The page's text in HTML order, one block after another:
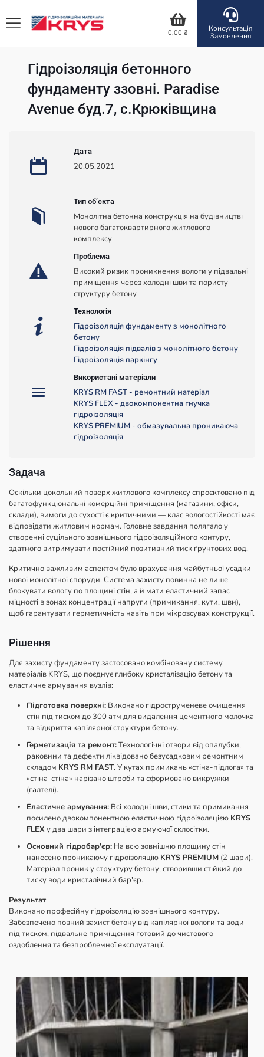
0,00 ₴
Консультація
Замовлення
Гідроізоляція бетонного
фундаменту ззовні. Paradise
Avenue буд.7, с.Крюківщина
Задача
Оскільки цокольний поверх житлового комплексу спроєктовано під
багатофункціональні комерційні приміщення (магазини, офіси,
склади), вимоги до сухості є критичними — клас вологостійкості має
відповідати житловим нормам. Головне завдання полягало у
створенні суцільного зовнішнього гідроізоляційного контуру,
здатного витримувати постійний позитивний тиск ґрунтових вод.
Критично важливим аспектом було врахування майбутньої усадки
нової монолітної споруди. Система захисту повинна не лише
блокувати вологу по площині стін, а й мати еластичний запас
міцності в зонах концентрації напруги (примикання, кути, шви),
щоб гарантувати герметичність навіть при мікрозсувах конструкції.
Рішення
Для захисту фундаменту застосовано комбіновану систему
матеріалів KRYS, що поєднує глибоку кристалізацію бетону та
еластичне армування вузлів:
Підготовка поверхні: Виконано гідроструменеве очищення
стін під тиском до 300 атм для видалення цементного молочка
та відкриття капілярної структури бетону.
Герметизація та ремонт:Технологічні отвори від опалубки,
раковини та дефекти ліквідовано безусадковим ремонтним
складом KRYS RM FAST. У кутах примикань «стіна-підлога» та
«стіна-стіна» нарізано штроби та сформовано викружки
(галтелі).
Еластичне армування: Всі холодні шви, стики та примикання
посилено двокомпонентною еластичною гідроізоляцією KRYS
FLEX у два шари з інтеграцією армуючої склосітки.
Основний гідробар'єр: На всю зовнішню площину стін
нанесено проникаючу гідроізоляцію KRYS PREMIUM (2 шари).
Матеріал проник у структуру бетону, створивши стійкий до
тиску води кристалічний бар'єр.
Результат
Виконано професійну гідроізоляцію зовнішнього контуру.
Забезпечено повний захист бетону від капілярної вологи та води
під тиском, підвальне приміщення готовий до чистового
оздоблення та безпроблемної експлуатації.
Дата
20.05.2021
Тип обʼєкта
Монолітна бетонна конструкція на будівництві
нового багатоквартирного житлового
комплексу
Проблема
Високий ризик проникнення вологи у підвальні
приміщення через холодні шви та пористу
структуру бетону
Технологія
Гідроізоляція фундаменту з монолітного
бетону
Гідроізоляція підвалів з монолітного бетону
Гідроізоляція паркінгу
Використані матеріали
KRYS RM FAST - ремонтний матеріал
KRYS FLEX - двокомпонентна гнучка
гідроізоляція
KRYS PREMIUM - обмазувальна проникаюча
гідроізоляція